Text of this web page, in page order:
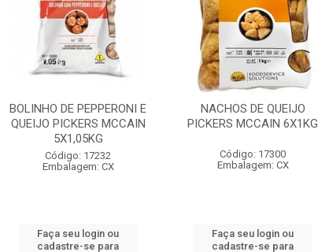
BOLINHO DE PEPPERONI E
QUEIJO PICKERS MCCAIN
5X1,05KG
Código: 17232
Embalagem: CX
Faça seu login ou
cadastre-se para
NACHOS DE QUEIJO
PICKERS MCCAIN 6X1KG
Código: 17300
Embalagem: CX
Faça seu login ou
cadastre-se para